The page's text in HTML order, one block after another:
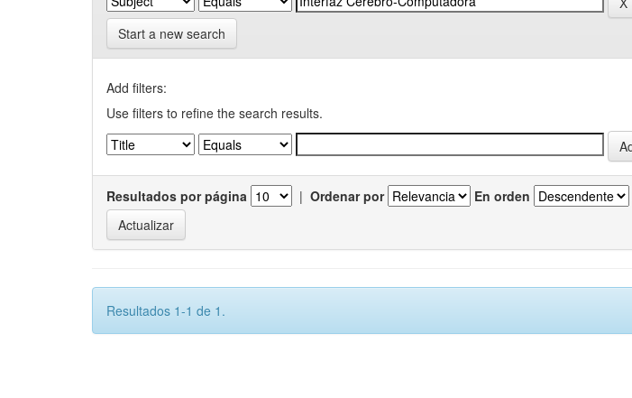
Start a new search
Add filters:
Use filters to refine the search results.
Resultados por página | Ordenar por En orden
Resultados 1-1 de 1.